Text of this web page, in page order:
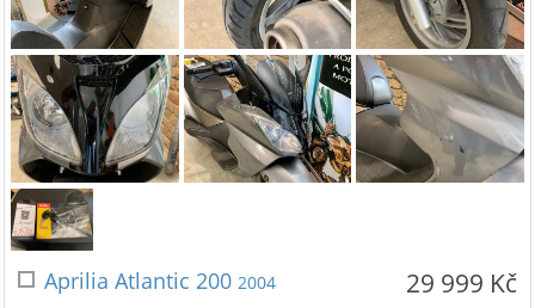
29 999 Kč
Aprilia Atlantic 200 2004